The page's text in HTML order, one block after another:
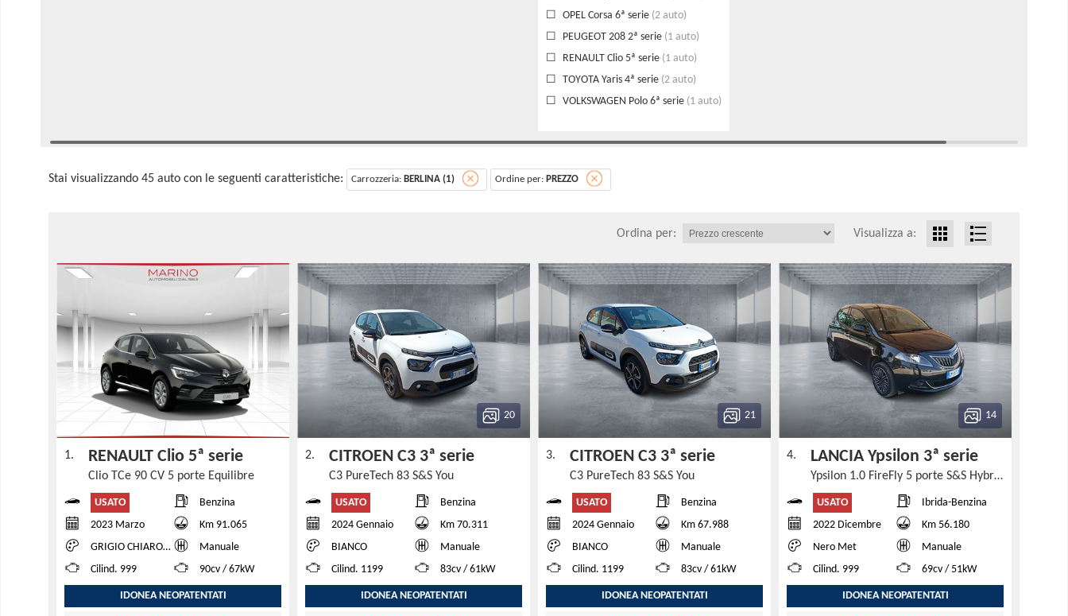
OPEL Corsa 6ª serie (2 auto)
PEUGEOT 208 2ª serie (1 auto)
RENAULT Clio 5ª serie (1 auto)
TOYOTA Yaris 4ª serie (2 auto)
VOLKSWAGEN Polo 6ª serie (1 auto)
Stai visualizzando 45 auto con le seguenti caratteristiche: Carrozzeria: BERLINA (1) Ordine per: PREZZO
Ordina per: Visualizza a:
1. RENAULT Clio 5ª serie
Clio TCe 90 CV 5 porte Equilibre
USATO
Benzina
2023 Marzo
Km 91.065
GRIGIO CHIARO M
Manuale
Cilind. 999
90cv / 67kW
IDONEA NEOPATENTATI
20
2. CITROEN C3 3ª serie
C3 PureTech 83 S&S You
USATO
Benzina
2024 Gennaio
Km 70.311
BIANCO
Manuale
Cilind. 1199
83cv / 61kW
IDONEA NEOPATENTATI
21
3. CITROEN C3 3ª serie
C3 PureTech 83 S&S You
USATO
Benzina
2024 Gennaio
Km 67.988
BIANCO
Manuale
Cilind. 1199
83cv / 61kW
IDONEA NEOPATENTATI
14
4. LANCIA Ypsilon 3ª serie
Ypsilon 1.0 FireFly 5 porte S&S Hybrid Ecochic Silver
USATO
Ibrida-Benzina
2022 Dicembre
Km 56.180
Nero Met
Manuale
Cilind. 999
69cv / 51kW
IDONEA NEOPATENTATI